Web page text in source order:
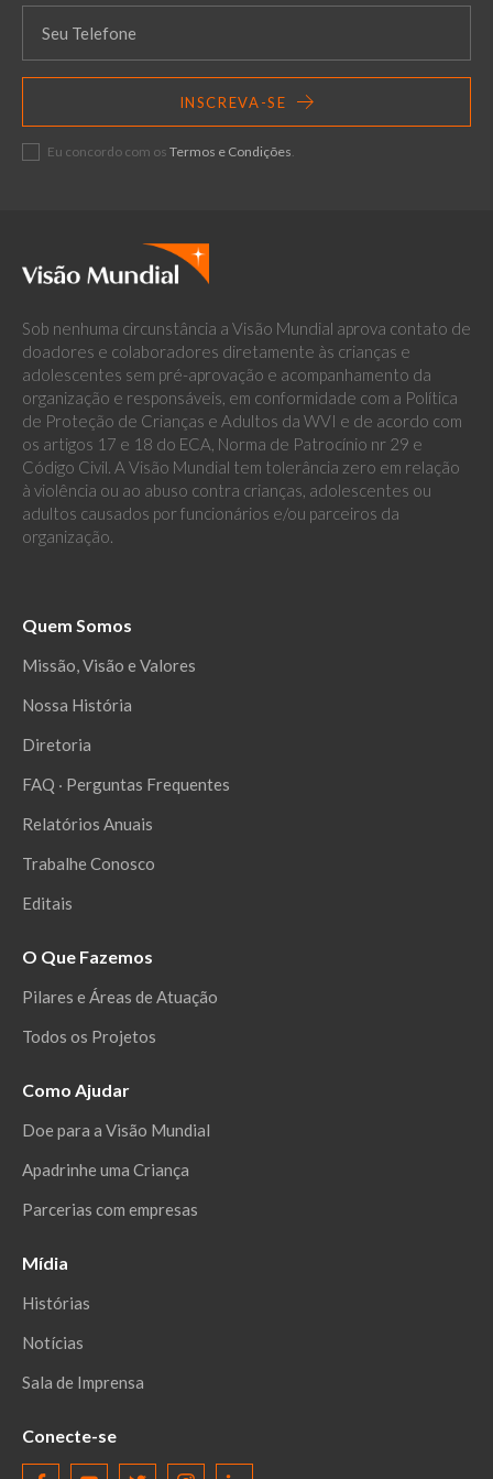
INSCREVA-SE
Eu concordo com os Termos e Condições.
Sob nenhuma circunstância a Visão Mundial aprova contato de
doadores e colaboradores diretamente às crianças e
adolescentes sem pré-aprovação e acompanhamento da
organização e responsáveis, em conformidade com a Política
de Proteção de Crianças e Adultos da WVI e de acordo com
os artigos 17 e 18 do ECA, Norma de Patrocínio nr 29 e
Código Civil. A Visão Mundial tem tolerância zero em relação
à violência ou ao abuso contra crianças, adolescentes ou
adultos causados por funcionários e/ou parceiros da
organização.
Quem Somos
Missão, Visão e Valores
Nossa História
Diretoria
FAQ ‧ Perguntas Frequentes
Relatórios Anuais
Trabalhe Conosco
Editais
O Que Fazemos
Pilares e Áreas de Atuação
Todos os Projetos
Como Ajudar
Doe para a Visão Mundial
Apadrinhe uma Criança
Parcerias com empresas
Mídia
Histórias
Notícias
Sala de Imprensa
Conecte-se